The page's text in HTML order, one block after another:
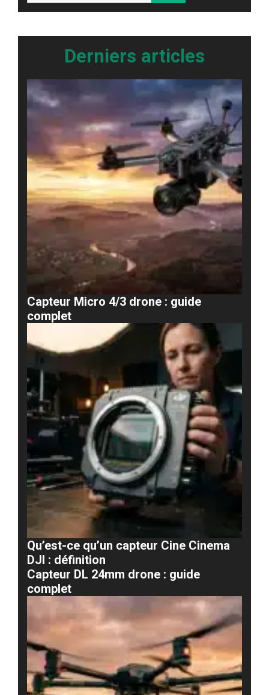
Derniers articles
Capteur Micro 4/3 drone : guide
complet
Qu’est-ce qu’un capteur Cine Cinema
DJI : définition
Capteur DL 24mm drone : guide
complet